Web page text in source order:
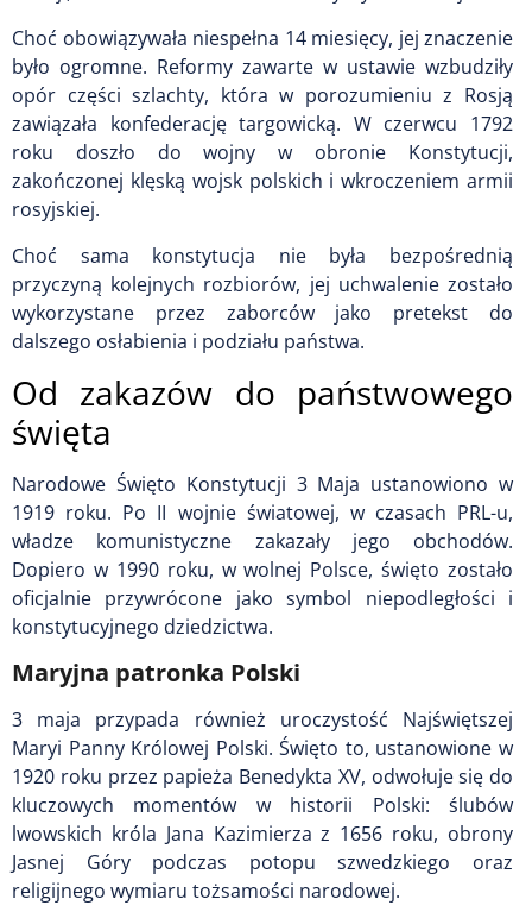
Choć obowiązywała niespełna 14 miesięcy, jej znaczenie
było ogromne. Reformy zawarte w ustawie wzbudziły
opór części szlachty, która w porozumieniu z Rosją
zawiązała konfederację targowicką. W czerwcu 1792
roku doszło do wojny w obronie Konstytucji,
zakończonej klęską wojsk polskich i wkroczeniem armii
rosyjskiej.
Choć sama konstytucja nie była bezpośrednią
przyczyną kolejnych rozbiorów, jej uchwalenie zostało
wykorzystane przez zaborców jako pretekst do
dalszego osłabienia i podziału państwa.
Od zakazów do państwowego
święta
Narodowe Święto Konstytucji 3 Maja ustanowiono w
1919 roku. Po II wojnie światowej, w czasach PRL-u,
władze komunistyczne zakazały jego obchodów.
Dopiero w 1990 roku, w wolnej Polsce, święto zostało
oficjalnie przywrócone jako symbol niepodległości i
konstytucyjnego dziedzictwa.
Maryjna patronka Polski
3 maja przypada również uroczystość Najświętszej
Maryi Panny Królowej Polski. Święto to, ustanowione w
1920 roku przez papieża Benedykta XV, odwołuje się do
kluczowych momentów w historii Polski: ślubów
lwowskich króla Jana Kazimierza z 1656 roku, obrony
Jasnej Góry podczas potopu szwedzkiego oraz
religijnego wymiaru tożsamości narodowej.